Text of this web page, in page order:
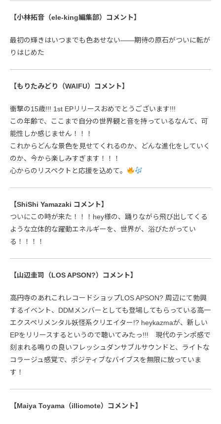
【小林拓音（ele-king編集部）コメント】
最初の輝きはいつまでも色あせない――期待の原石がついに転が
りはじめた
【もりたみどり（WAIFU）コメント】
衝撃の15歳!!! 1st EPリリースおめでとうございます!!!
この年齢で、ここまで自分の世界観と音を持っているなんて、可
能性しか感じません！！！
これからどんな景色を見せてくれるのか、どんな進化をしていく
のか、今から楽しみすぎます！！！
心からのリスペクトと応援を込めて。
【ShiShi Yamazaki コメント】
ついにこの時が来た！！！hey様の、踊りながら飛び出してくる
ような立体的な躍動エネルギーを、世界が、浴びたがってい
る！！！！
【山辺圭司（LOS APSON?）コメント】
高円寺のあれこれレコードショップLOS APSON? 周辺にて勃興
するイベント、DDMメンバーとしても登場してもらっている高一
エクスペリメンタル妖怪系クリエイター!? heykazmaが、新しい
EPをリリースするというので聴いてみたっ!!! 現代のテンポ感で
刻まれる鳴りの良いフレッシュダンサブルサウンドと、ライトな
コラージュ感覚で、ポジティブなバイブスを無限に放っていま
す！
【Maiya Toyama（illiomote）コメント】